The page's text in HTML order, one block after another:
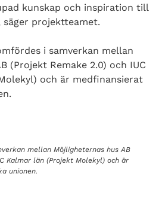
kunskap och inspiration till
projektteamet.
i samverkan mellan
(Projekt Remake 2.0) och IUC
och är medfinansierat
mellan Möjligheternas hus AB
Kalmar län (Projekt Molekyl) och är
unionen.